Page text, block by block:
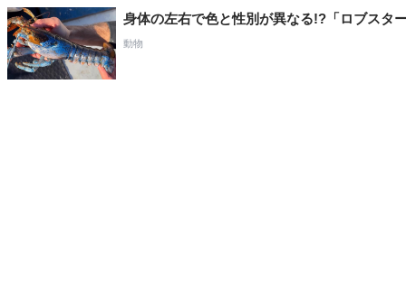
身体の左右で色と性別が異なる!?「ロブスタ
動物